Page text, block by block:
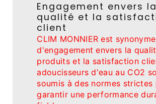
Engagement envers la
qualité et la
client
CLIM MONNIER est synonyme
d'engagement envers la
produits et la satisfaction
adoucisseurs d'eau au CO2
soumis à des normes strictes
garantir une performance